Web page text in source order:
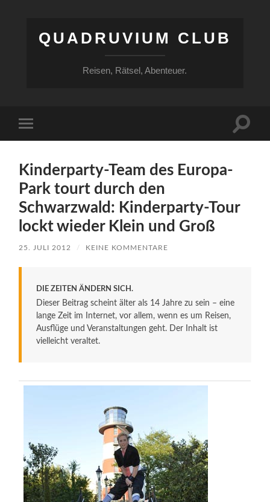
QUADRUVIUM CLUB
Reisen, Rätsel, Abenteuer.
Menü
Kinderparty-Team des Europa-
Park tourt durch den
Schwarzwald: Kinderparty-Tour
lockt wieder Klein und Groß
25. JULI 2012 / KEINE KOMMENTARE
DIE ZEITEN ÄNDERN SICH.
Dieser Beitrag scheint älter als 14 Jahre zu sein – eine
lange Zeit im Internet, vor allem, wenn es um Reisen,
Ausflüge und Veranstaltungen geht. Der Inhalt ist
vielleicht veraltet.